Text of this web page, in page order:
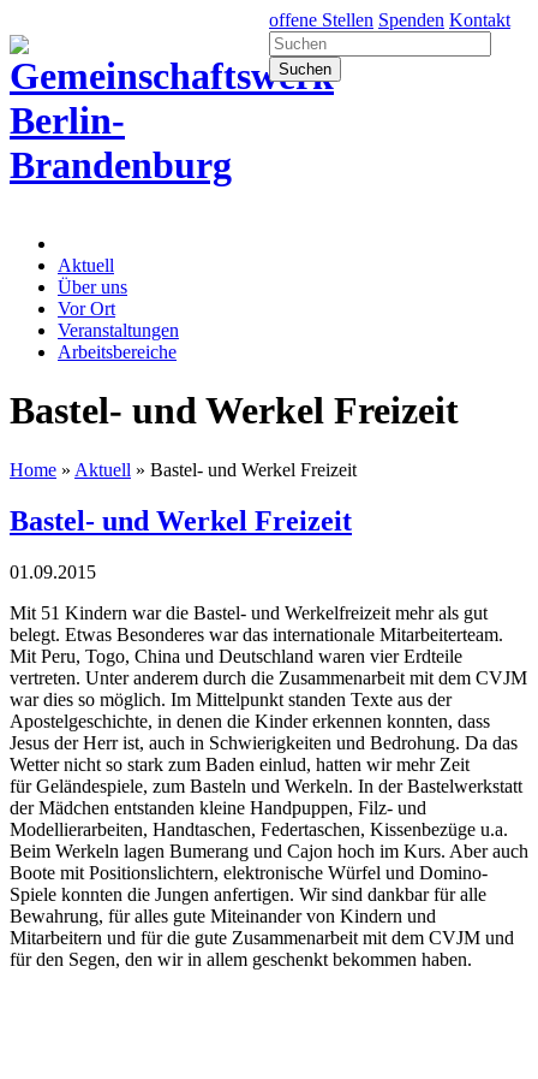
offene Stellen Spenden Kontakt
Aktuell
Über uns
Vor Ort
Veranstaltungen
Arbeitsbereiche
Bastel- und Werkel Freizeit
Home » Aktuell » Bastel- und Werkel Freizeit
Bastel- und Werkel Freizeit
01.09.2015
Mit 51 Kindern war die Bastel- und Werkelfreizeit mehr als gut
belegt. Etwas Besonderes war das internationale Mitarbeiterteam.
Mit Peru, Togo, China und Deutschland waren vier Erdteile
vertreten. Unter anderem durch die Zusammenarbeit mit dem CVJM
war dies so möglich. Im Mittelpunkt standen Texte aus der
Apostelgeschichte, in denen die Kinder erkennen konnten, dass
Jesus der Herr ist, auch in Schwierigkeiten und Bedrohung. Da das
Wetter nicht so stark zum Baden einlud, hatten wir mehr Zeit
für Geländespiele, zum Basteln und Werkeln. In der Bastelwerkstatt
der Mädchen entstanden kleine Handpuppen, Filz- und
Modellierarbeiten, Handtaschen, Federtaschen, Kissenbezüge u.a.
Beim Werkeln lagen Bumerang und Cajon hoch im Kurs. Aber auch
Boote mit Positionslichtern, elektronische Würfel und Domino-
Spiele konnten die Jungen anfertigen. Wir sind dankbar für alle
Bewahrung, für alles gute Miteinander von Kindern und
Mitarbeitern und für die gute Zusammenarbeit mit dem CVJM und
für den Segen, den wir in allem geschenkt bekommen haben.